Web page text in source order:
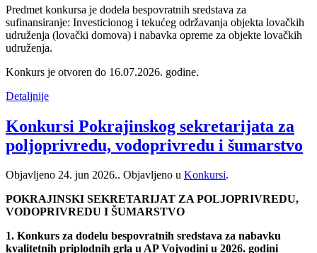
Predmet konkursa je dodela bespovratnih sredstava za
sufinansiranje: Investicionog i tekućeg održavanja objekta lovačkih
udruženja (lovački domova) i nabavka opreme za objekte lovačkih
udruženja.
Konkurs je otvoren do 16.07.2026. godine.
Detaljnije
Konkursi Pokrajinskog sekretarijata za
poljoprivredu, vodoprivredu i šumarstvo
Objavljeno 24. jun 2026.. Objavljeno u Konkursi.
POKRAJINSKI SEKRETARIJAT ZA POLJOPRIVREDU,
VODOPRIVREDU I ŠUMARSTVO
1. Konkurs za dodelu bespovratnih sredstava za nabavku
kvalitetnih priplodnih grla u AP Vojvodini u 2026. godini